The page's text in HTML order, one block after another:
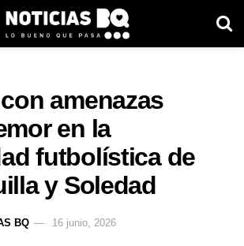
amenazas
en la
futbolística de
y Soledad
BQ 16 junio, 2026